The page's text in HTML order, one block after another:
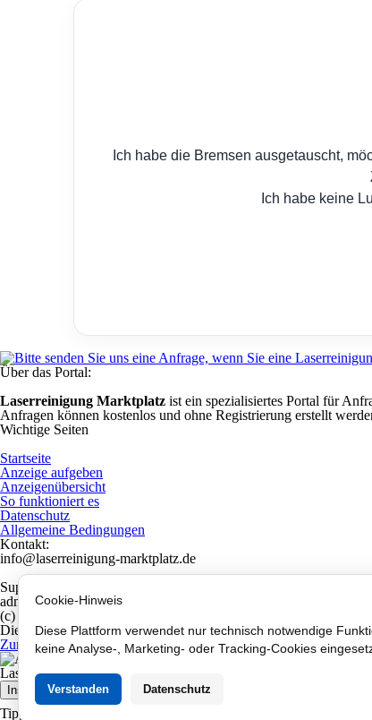
Cookie-Hinweis
Diese Plattform verwendet nur technisch notwendige
keine Analyse-, Marketing- oder Tracking-Cookies
Verstanden Datenschutz
Ich habe die Bremsen ausgetauscht,
Ich habe keine
Über das Portal:
Laserreinigung Marktplatz ist ein spezialisiertes Portal für
Anfragen können kostenlos und ohne Registrierung erstellt
Wichtige Seiten
Startseite
Anzeige aufgeben
Anzeigenübersicht
So funktioniert es
Datenschutz
Allgemeine Bedingungen
Kontakt:
info@laserreinigung-marktplatz.de
Support:
admin@laserreinigung-marktplatz.de
(c) 2026
Dieses Anzeigenportal für Laserreinigung wird Ihnen kostenlos
Zurück zum Seiteninhalt
Laserreinigung Marktplatz
Installieren Sie diese Website auf
Installieren Sie
Tippen Sie auf